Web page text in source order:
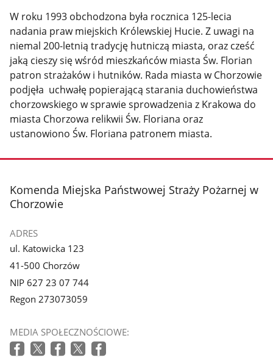
W roku 1993 obchodzona była rocznica 125-lecia
nadania praw miejskich Królewskiej Hucie. Z uwagi na
niemal 200-letnią tradycję hutniczą miasta, oraz cześć
jaką cieszy się wśród mieszkańców miasta Św. Florian
patron strażaków i hutników. Rada miasta w Chorzowie
podjęła uchwałę popierającą starania duchowieństwa
chorzowskiego w sprawie sprowadzenia z Krakowa do
miasta Chorzowa relikwii Św. Floriana oraz
ustanowiono Św. Floriana patronem miasta.
stopka
Komenda Miejska Państwowej Straży Pożarnej w
Chorzowie
ADRES
ul. Katowicka 123
41-500 Chorzów
NIP 627 23 07 744
Regon 273073059
MEDIA SPOŁECZNOŚCIOWE: